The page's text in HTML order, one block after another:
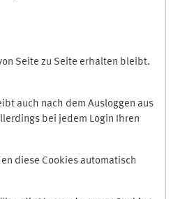
Seite zu Seite erhalten bleibt.
auch nach dem Ausloggen aus
bei jedem Login Ihren
diese Cookies automatisch